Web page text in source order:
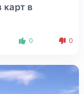
карт в
0 0